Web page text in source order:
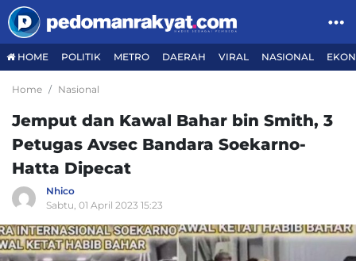
HOME POLITIK METRO DAERAH VIRAL NASIONAL
Home Nasional
Jemput dan Kawal Bahar bin Smith, 3
Petugas Avsec Bandara Soekarno-
Hatta Dipecat
Nhico
Sabtu, 01 April 2023 15:23